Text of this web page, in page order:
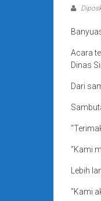
Acara
Dinas
Dari
“Kami
Lebih
“Kami